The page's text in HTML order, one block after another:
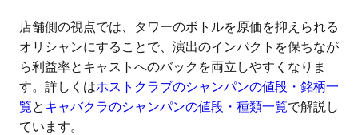
店舗側の視点では、タワーのボトルを原価を抑えられる
オリシャンにすることで、演出のインパクトを保ちなが
ら利益率とキャストへのバックを両立しやすくなりま
す。詳しくはホストクラブのシャンパンの値段・銘柄一
覧と キャバクラのシャンパンの値段・種類一覧で解説し
ています。